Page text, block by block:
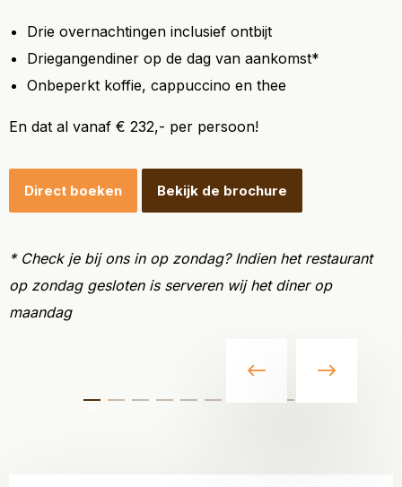
Drie overnachtingen inclusief ontbijt
Driegangendiner op de dag van aankomst*
Onbeperkt koffie, cappuccino en thee
En dat al vanaf € 232,- per persoon!
Direct boeken Bekijk de brochure
* Check je bij ons in op zondag? Indien het restaurant
op zondag gesloten is serveren wij het diner op
maandag